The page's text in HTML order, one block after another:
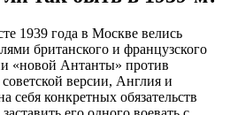
1939 года в Москве велись
британского и французского
«новой Антанты» против
версии, Англия и
себя конкретных обязательств